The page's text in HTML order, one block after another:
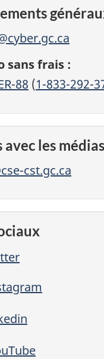
sans frais :
88 (1-833-292-
les médias
cst.gc.ca